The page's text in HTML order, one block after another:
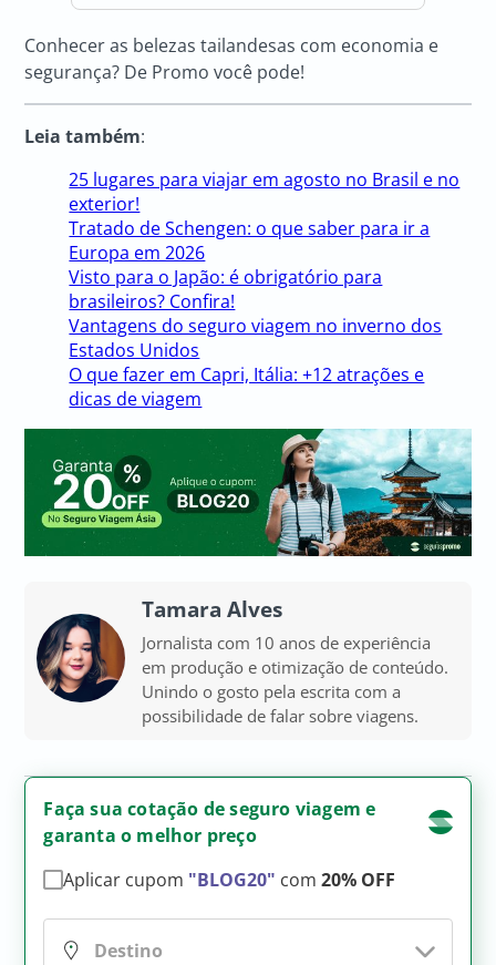
Conhecer as belezas tailandesas com economia e
segurança? De Promo você pode!
Leia também:
25 lugares para viajar em agosto no Brasil e no
exterior!
Tratado de Schengen: o que saber para ir a
Europa em 2026
Visto para o Japão: é obrigatório para
brasileiros? Confira!
Vantagens do seguro viagem no inverno dos
Estados Unidos
O que fazer em Capri, Itália: +12 atrações e
dicas de viagem
Tamara Alves
Jornalista com 10 anos de experiência
em produção e otimização de conteúdo.
Unindo o gosto pela escrita com a
possibilidade de falar sobre viagens.
Faça sua cotação de seguro viagem e
garanta o melhor preço
Aplicar cupom "BLOG20" com20% OFF